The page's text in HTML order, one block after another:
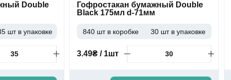
Double
шт в упаковке
Гофростакан бумажный Double
Black 175мл d-71мм
840 шт в коробке 30 шт в упаковке
3.49₴ / 1шт